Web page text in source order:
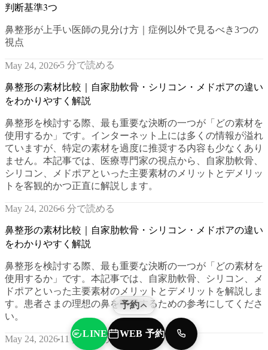
判断基準3つ
鼻整形が上手い医師の見分け方｜症例以外で見るべき3つの
視点
May 24, 2026 5 分で読める
鼻整形の素材比較｜自家肋軟骨・シリコン・メドポアの違い
をわかりやすく解説
鼻整形を検討する際、最も重要な決断の一つが「どの素材を
使用するか」です。インターネット上には多くの情報が溢れ
ていますが、特定の素材を過度に推奨する内容も少なくあり
ません。本記事では、医療専門家の視点から、自家肋軟骨、
シリコン、メドポアといった主要素材のメリットとデメリッ
トを客観的かつ正直に解説します。
May 24, 20266 分で読める
鼻整形の素材比較｜自家肋軟骨・シリコン・メドポアの違い
をわかりやすく解説
鼻整形を検討する際、最も重要な決断の一つが「どの素材を
使用するか」です。本記事では、自家肋軟骨、シリコン、メ
ドポアといった主要素材のメリットとデメリットを解説しま
す。患者さまの理想の鼻を実現するための参考にしてくださ
い。
May 24, 2026 11 分で読める
予約
LINE WEB 予約 TEL